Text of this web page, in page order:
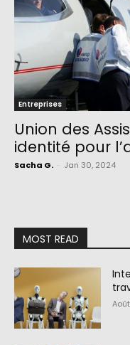
Entreprises
Union des
identité pour
Sacha G. Jan 30, 2024
MOST READ